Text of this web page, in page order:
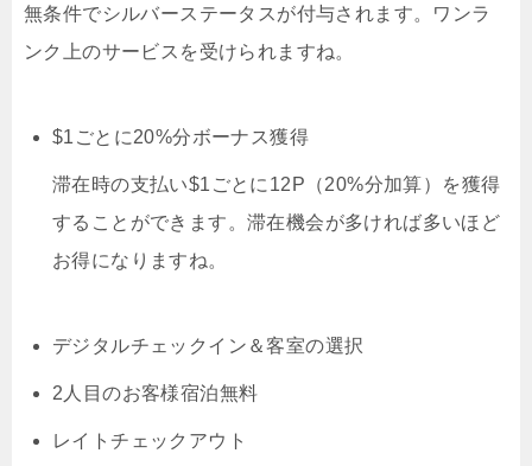
無条件でシルバーステータスが付与されます。ワンラ
ンク上のサービスを受けられますね。
$1ごとに20%分ボーナス獲得
滞在時の支払い$1ごとに12P（20%分加算）を獲得
することができます。滞在機会が多ければ多いほど
お得になりますね。
デジタルチェックイン＆客室の選択
2人目のお客様宿泊無料
レイトチェックアウト